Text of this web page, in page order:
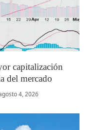
capitalización
del mercado
4, 2026